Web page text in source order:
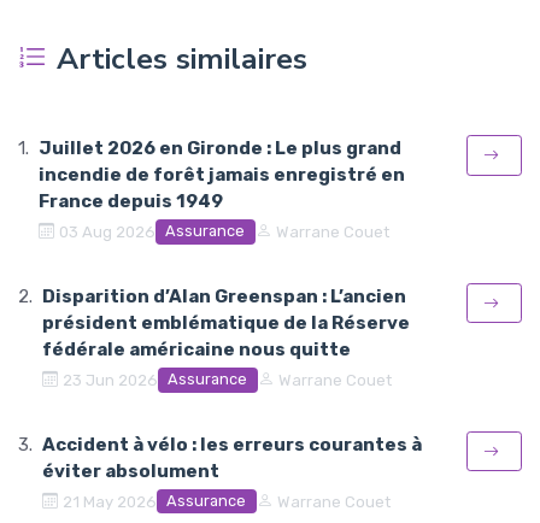
Articles similaires
Juillet 2026 en Gironde : Le plus grand
incendie de forêt jamais enregistré en
France depuis 1949
03 Aug 2026 Assurance Warrane Couet
Disparition d’Alan Greenspan : L’ancien
président emblématique de la Réserve
fédérale américaine nous quitte
23 Jun 2026 Assurance Warrane Couet
Accident à vélo : les erreurs courantes à
éviter absolument
21 May 2026 Assurance Warrane Couet